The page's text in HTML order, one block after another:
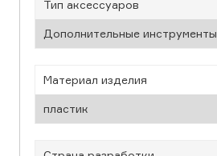
Тип аксессуаров
Дополнительные инструменты
Материал изделия
пластик